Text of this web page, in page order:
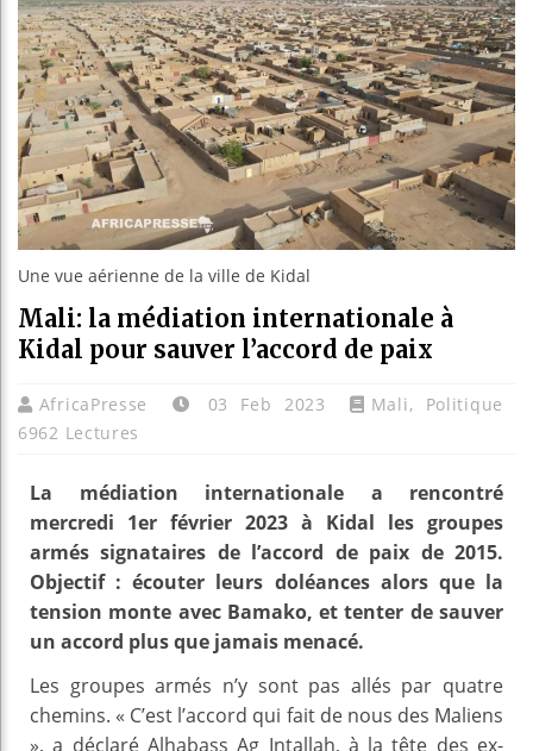
Réforme
Bénin :
Aliko
Une vue aérienne de la ville de Kidal
Mali: la médiation internationale à
Kidal pour sauver l’accord de paix
AfricaPresse 03 Feb 2023 Mali, Politique
6962 Lectures
La médiation internationale a rencontré
mercredi 1er février 2023 à Kidal les groupes
armés signataires de l’accord de paix de 2015.
Objectif : écouter leurs doléances alors que la
tension monte avec Bamako, et tenter de sauver
un accord plus que jamais menacé.
Les groupes armés n’y sont pas allés par quatre
chemins. « C’est l’accord qui fait de nous des Maliens
», a déclaré Alhabass Ag Intallah, à la tête des ex-